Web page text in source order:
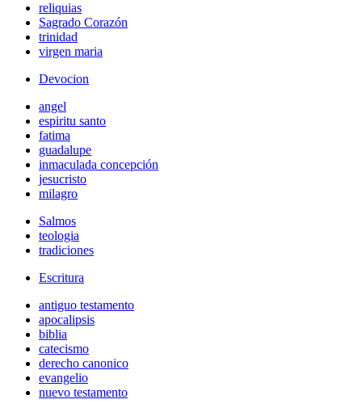
reliquias
Sagrado Corazón
trinidad
virgen maria
Devocion
angel
espiritu santo
fatima
guadalupe
inmaculada concepción
jesucristo
milagro
Salmos
teologia
tradiciones
Escritura
antiguo testamento
apocalipsis
biblia
catecismo
derecho canonico
evangelio
nuevo testamento